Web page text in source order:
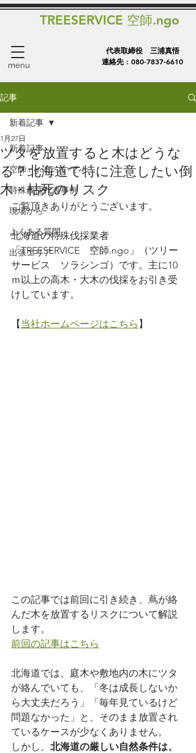
TREESERVICE 空師.ngo
代表取締役 三浦真悟
連絡先 : 080-7837-6610
menu
記事
新着記事
空師.ngoについて
特殊伐採代表事例
現場から
よくある質問
出張エリア
新着記事
ツタを放置すると木はどうな
る？北海道で特に注意したい倒
木・枯死のリスク
1月27日
ご覧頂きありがとうございます。
北海道の特殊伐採業者
「TREESERVICE 空師.ngo 」（ツリー
サービス　ソラシンゴ）です。主に10
ｍ以上の高木・大木の伐採をお引き受
けしています。
【当社ホームページはこちら 】
この記事では前回に引き続き、蔦が絡
んだ木を放置するリスクについて解説
します。
前回の記事はこちら
北海道では、庭木や敷地内の木にツタ
が絡んでいても、「冬は成長しないか
ら大丈夫だろう」「毎年見ているけど
問題なかった」と、そのまま放置され
ているケースが少なくありません。
しかし、 北海道の厳しい自然条件は、